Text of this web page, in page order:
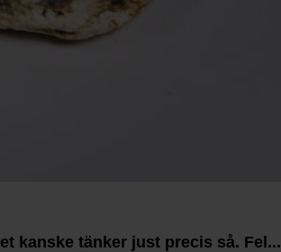
kanske tänker just precis så. Fel...